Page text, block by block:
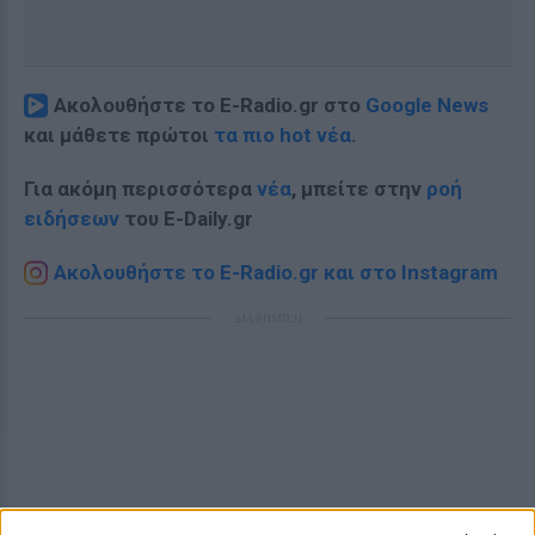
Ακολουθήστε το E-Radio.gr στο Google News
και μάθετε πρώτοι τα πιο hot νέα.
Για ακόμη περισσότερα νέα, μπείτε στην ροή
ειδήσεων του E-Daily.gr
Ακολουθήστε το E-Radio.gr και στο Instagram